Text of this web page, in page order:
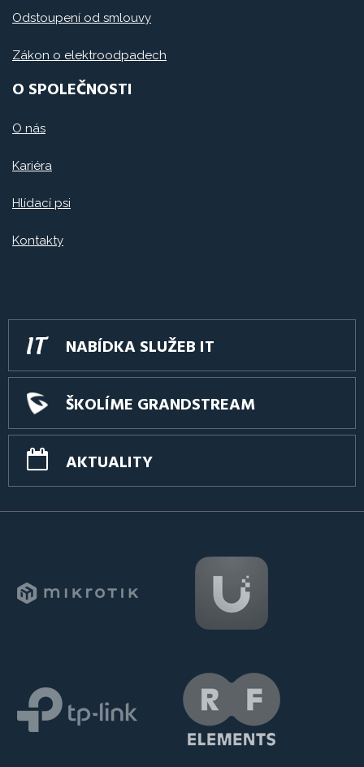
Odstoupení od smlouvy
Zákon o elektroodpadech
O SPOLEČNOSTI
O nás
Kariéra
Hlídací psi
Kontakty
NABÍDKA SLUŽEB IT
ŠKOLÍME GRANDSTREAM
AKTUALITY